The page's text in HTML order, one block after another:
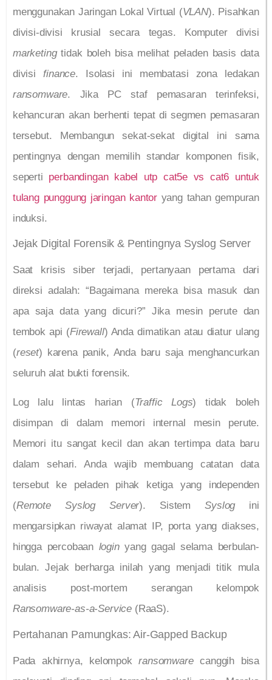
menggunakan Jaringan Lokal Virtual (VLAN). Pisahkan
divisi-divisi krusial secara tegas. Komputer divisi
marketingtidak boleh bisa melihat peladen basis data
divisi finance. Isolasi ini membatasi zona ledakan
ransomware. Jika PC staf pemasaran terinfeksi,
kehancuran akan berhenti tepat di segmen pemasaran
tersebut. Membangun sekat-sekat digital ini sama
pentingnya dengan memilih standar komponen fisik,
seperti perbandingan kabel utp cat5e vs cat6 untuk
tulang punggung jaringan kantor yang tahan gempuran
induksi.
Jejak Digital Forensik & Pentingnya Syslog Server
Saat krisis siber terjadi, pertanyaan pertama dari
direksi adalah: “Bagaimana mereka bisa masuk dan
apa saja data yang dicuri?” Jika mesin perute dan
tembok api (Firewall) Anda dimatikan atau diatur ulang
(reset) karena panik, Anda baru saja menghancurkan
seluruh alat bukti forensik.
Log lalu lintas harian (Traffic Logs) tidak boleh
disimpan di dalam memori internal mesin perute.
Memori itu sangat kecil dan akan tertimpa data baru
dalam sehari. Anda wajib membuang catatan data
tersebut ke peladen pihak ketiga yang independen
(Remote Syslog Server). SistemSyslogini
mengarsipkan riwayat alamat IP, porta yang diakses,
hingga percobaan loginyang gagal selama berbulan-
bulan. Jejak berharga inilah yang menjadi titik mula
analisis post-mortem serangan kelompok
Ransomware-as-a-Service (RaaS).
Pertahanan Pamungkas: Air-Gapped Backup
Pada akhirnya, kelompokransomwarecanggih bisa